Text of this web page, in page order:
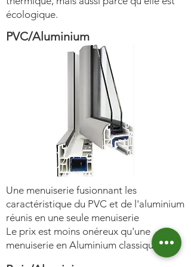
écologique.
PVC/Aluminium
Une menuiserie fusionnant les
caractéristique du PVC et de l'aluminium
réunis en une seule menuiserie
Le prix est moins onéreux qu'une
menuiserie en Aluminium classique